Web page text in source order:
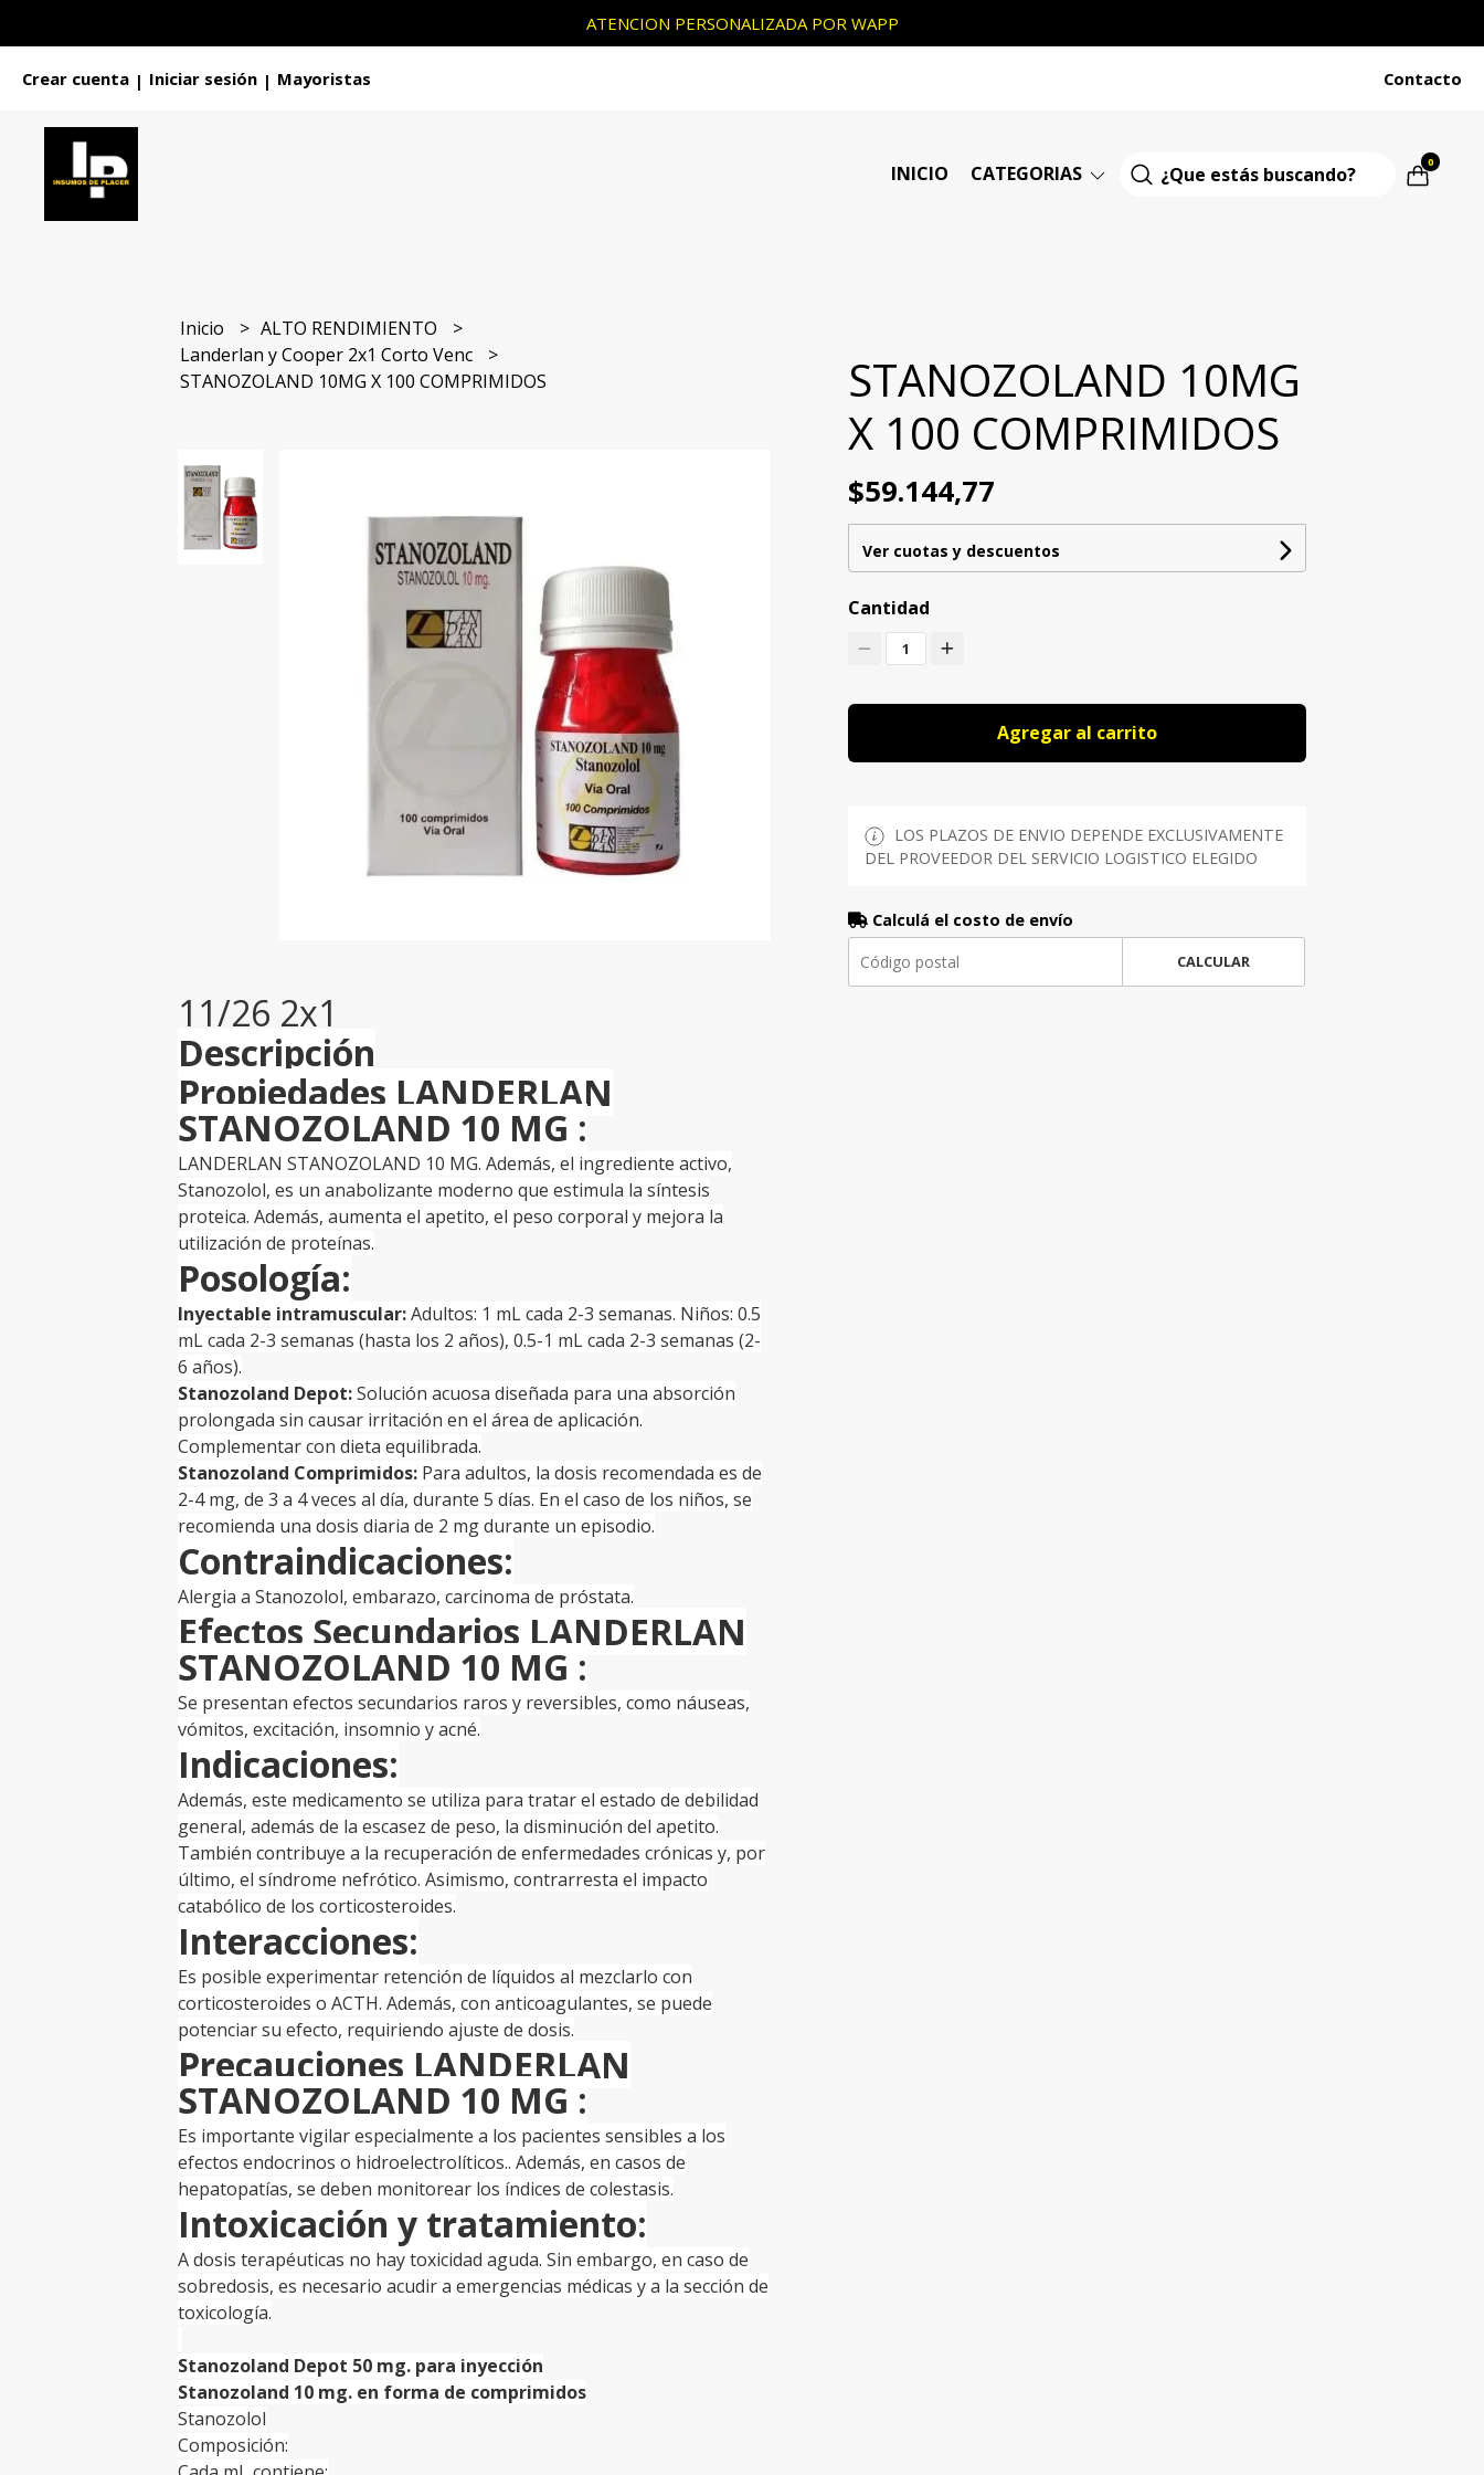
ATENCION PERSONALIZADA POR WAPP
Crear cuenta | Iniciar sesión | Mayoristas Contacto
INICIO CATEGORIAS 0
Inicio
ALTO RENDIMIENTO
Landerlan y Cooper 2x1 Corto Venc
STANOZOLAND 10MG X 100 COMPRIMIDOS
11/26 2x1
Descripción
Propiedades LANDERLAN
STANOZOLAND 10 MG :
LANDERLAN STANOZOLAND 10 MG. Además, el ingrediente activo,
Stanozolol, es un anabolizante moderno que estimula la síntesis
proteica. Además, aumenta el apetito, el peso corporal y mejora la
utilización de proteínas.
Posología:
Inyectable intramuscular:Adultos: 1 mL cada 2-3 semanas. Niños: 0.5
mL cada 2-3 semanas (hasta los 2 años), 0.5-1 mL cada 2-3 semanas (2-
6 años).
Stanozoland Depot:Solución acuosa diseñada para una absorción
prolongada sin causar irritación en el área de aplicación.
Complementar con dieta equilibrada.
Stanozoland Comprimidos: Para adultos, la dosis recomendada es de
2-4 mg, de 3 a 4 veces al día, durante 5 días. En el caso de los niños, se
recomienda una dosis diaria de 2 mg durante un episodio.
Contraindicaciones:
Alergia a Stanozolol, embarazo, carcinoma de próstata.
Efectos Secundarios LANDERLAN
STANOZOLAND 10 MG :
Se presentan efectos secundarios raros y reversibles, como náuseas,
vómitos, excitación, insomnio y acné.
Indicaciones:
Además, este medicamento se utiliza para tratar el estado de debilidad
general, además de la escasez de peso, la disminución del apetito.
También contribuye a la recuperación de enfermedades crónicas y, por
último, el síndrome nefrótico. Asimismo, contrarresta el impacto
catabólico de los corticosteroides.
Interacciones:
Es posible experimentar retención de líquidos al mezclarlo con
corticosteroides o ACTH. Además, con anticoagulantes, se puede
potenciar su efecto, requiriendo ajuste de dosis.
Precauciones LANDERLAN
STANOZOLAND 10 MG :
Es importante vigilar especialmente a los pacientes sensibles a los
efectos endocrinos o hidroelectrolíticos.. Además, en casos de
hepatopatías, se deben monitorear los índices de colestasis.
Intoxicación y tratamiento:
A dosis terapéuticas no hay toxicidad aguda. Sin embargo, en caso de
sobredosis, es necesario acudir a emergencias médicas y a la sección de
toxicología.
Stanozoland Depot 50 mg. para inyección
Stanozoland 10 mg. en forma de comprimidos
Stanozolol
Composición:
STANOZOLAND 10MG
X 100 COMPRIMIDOS
$59.144,77
Ver cuotas y descuentos
Cantidad
1
Agregar al carrito
LOS PLAZOS DE ENVIO DEPENDE EXCLUSIVAMENTE
DEL PROVEEDOR DEL SERVICIO LOGISTICO ELEGIDO
Calculá el costo de envío
CALCULAR